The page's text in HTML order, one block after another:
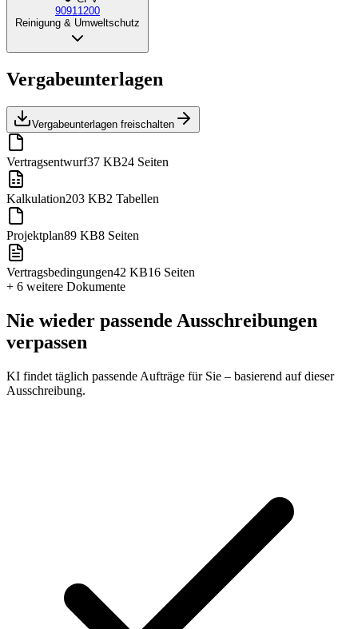
90911200
Reinigung & Umweltschutz
Vergabeunterlagen
Vergabeunterlagen freischalten
Vertragsentwurf37 KB24 Seiten
Kalkulation203 KB2 Tabellen
Projektplan89 KB8 Seiten
Vertragsbedingungen42 KB16 Seiten
+ 6 weitere Dokumente
Nie wieder passende Ausschreibungen
verpassen
KI findet täglich passende Aufträge für Sie – basierend auf dieser
Ausschreibung.